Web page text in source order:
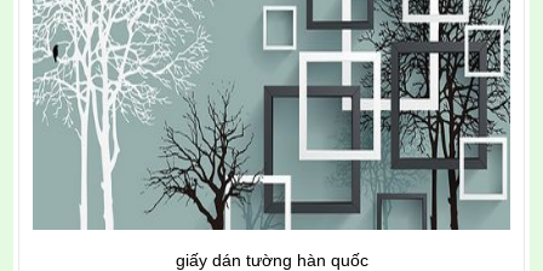
giấy dán tường hàn quốc